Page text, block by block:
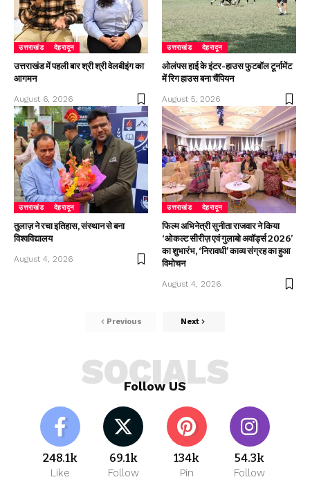
उत्तराखंड देहरादून
उत्तराखंड में पहली बार श्री श्री वेलबीइंग का
आगमन
August 6, 2026
उत्तराखंड देहरादून
ओलंपस हाई के इंटर-हाउस फुटबॉल टूर्नामेंट
में रिग हाउस बना चैंपियन
August 5, 2026
उत्तराखंड देहरादून
तुलाज़ ने रचा इतिहास, संस्थान से बना
विश्वविद्यालय
August 4, 2026
उत्तराखंड देहरादून
फिल्म अभिनेत्री सुनीता राजवार ने किया
‘ओकल्ट सीरीज़ एवं गुलाबो अवॉर्ड्स 2026’
का शुभारंभ, ‘निरावधी’ काव्य संग्रह का हुआ
विमोचन
August 4, 2026
Previous Next
Follow US
SOCIALS
248.1k
Like
69.1k
Follow
134k
Pin
54.3k
Follow